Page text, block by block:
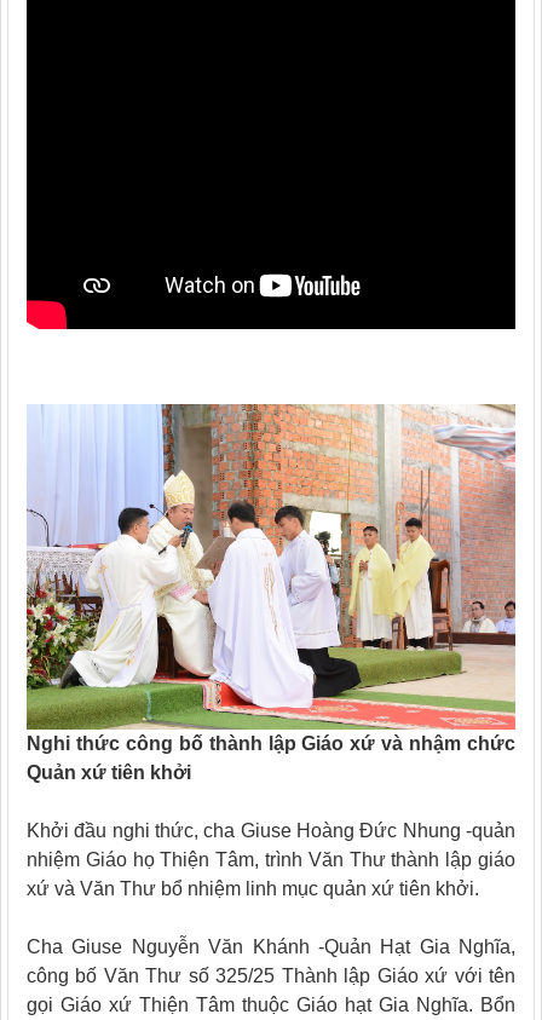
Nghi thức công bố thành lập Giáo xứ và nhậm chức
Quản xứ tiên khởi
Khởi đầu nghi thức, cha Giuse Hoàng Đức Nhung -quản
nhiệm Giáo họ Thiện Tâm, trình Văn Thư thành lập giáo
xứ và Văn Thư bổ nhiệm linh mục quản xứ tiên khởi.
Cha Giuse Nguyễn Văn Khánh -Quản Hạt Gia Nghĩa,
công bố Văn Thư số 325/25 Thành lập Giáo xứ với tên
gọi Giáo xứ Thiện Tâm thuộc Giáo hạt Gia Nghĩa. Bổn